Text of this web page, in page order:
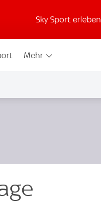
Sky Sport erleben
Mehr